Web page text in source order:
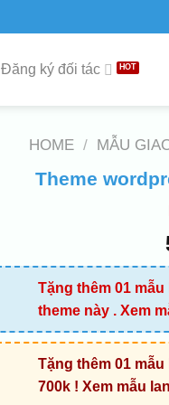
Đăng ký đối tác
HOME / MẪU
Theme
Tặng thêm 01
theme này . Xem
Tặng thêm 01
700k ! Xem mẫu